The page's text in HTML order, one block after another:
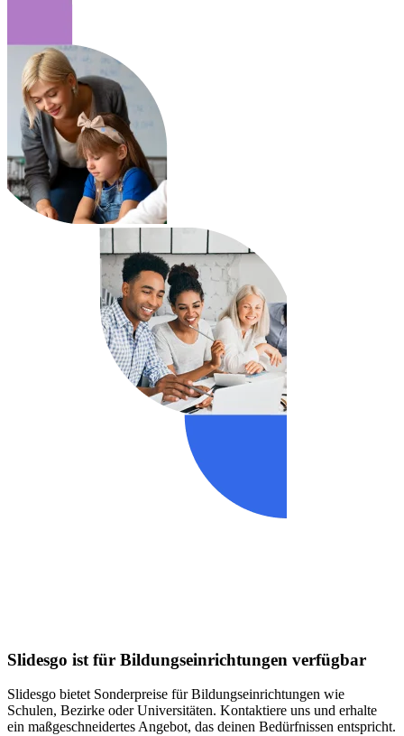
Slidesgo ist für Bildungseinrichtungen verfügbar
Slidesgo bietet Sonderpreise für Bildungseinrichtungen wie
Schulen, Bezirke oder Universitäten. Kontaktiere uns und erhalte
ein maßgeschneidertes Angebot, das deinen Bedürfnissen entspricht.